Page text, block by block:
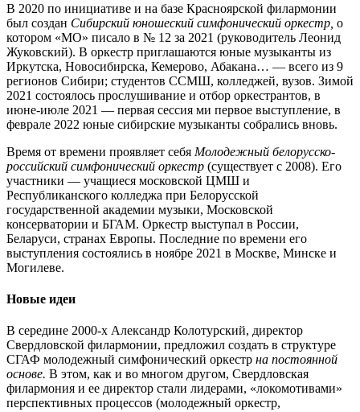
В 2020 по инициативе и на базе Красноярской филармонии
был создан Сибирский юношеский симфонический оркестр, о
котором «МО» писало в № 12 за 2021 (руководитель Леонид
Жуковский). В оркестр приглашаются юные музыканты из
Иркутска, Новосибирска, Кемерово, Абакана… — всего из 9
регионов Сибири; студентов ССМШ, колледжей, вузов. Зимой
2021 состоялось прослушивание и отбор оркестрантов, в
июне-июле 2021 — первая сессия ми первое выступление, в
феврале 2022 юные сибирские музыканты собрались вновь.
Время от времени проявляет себя Молодежный белорусско-
российский симфонический оркестр (существует с 2008). Его
участники — учащиеся московской ЦМШ и
Республиканского колледжа при Белорусской
государственной академии музыки, Московской
консерватории и БГАМ. Оркестр выступал в России,
Беларуси, странах Европы. Последние по времени его
выступления состоялись в ноябре 2021 в Москве, Минске и
Могилеве.
Новые идеи
В середине 2000-х Александр Колотурский, директор
Свердловской филармонии, предложил создать в структуре
СГАФ молодежный симфонический оркестр на постоянной
основе. В этом, как и во многом другом, Свердловская
филармония и ее директор стали лидерами, «локомотивами»
перспективных процессов (молодежный оркестр,